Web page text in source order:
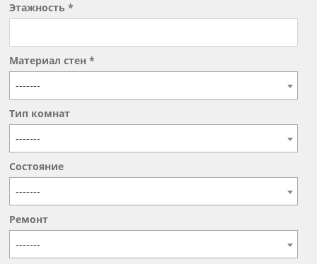
Этажность *
Материал стен *
-------
Тип комнат
-------
Состояние
-------
Ремонт
-------